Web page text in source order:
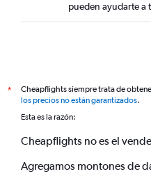
pueden ayudarte a
*
Cheapflights siempre trata de
los precios no están garantizados.
Esta es la razón:
Cheapflights no es el
Agregamos montones de